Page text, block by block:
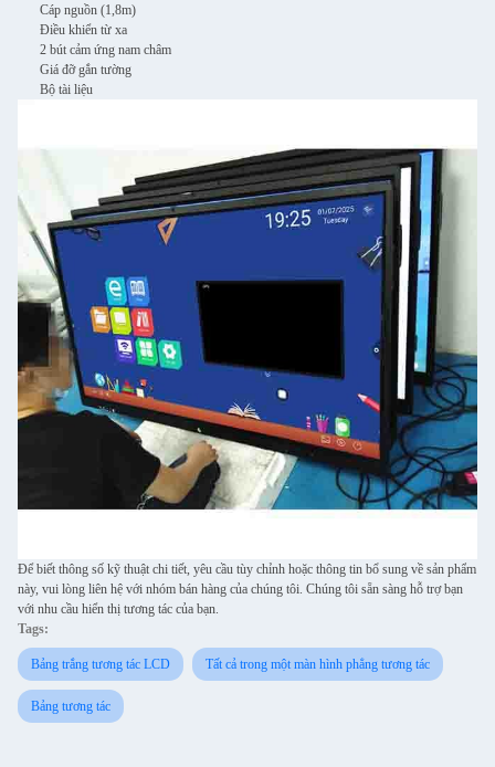
Cáp nguồn (1,8m)
Điều khiển từ xa
2 bút cảm ứng nam châm
Giá đỡ gắn tường
Bộ tài liệu
Để biết thông số kỹ thuật chi tiết, yêu cầu tùy chỉnh hoặc thông tin bổ sung về sản phẩm
này, vui lòng liên hệ với nhóm bán hàng của chúng tôi. Chúng tôi sẵn sàng hỗ trợ bạn
với nhu cầu hiển thị tương tác của bạn.
Tags:
Bảng trắng tương tác LCD Tất cả trong một màn hình phẳng tương tác
Bảng tương tác